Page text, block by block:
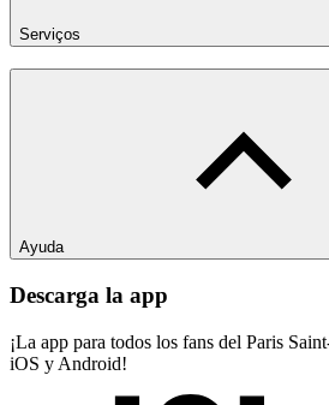
Serviços
Ayuda
Descarga la app
¡La app para todos los fans del Paris
iOS y Android!